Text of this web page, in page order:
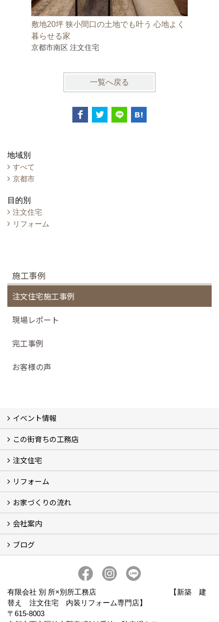
敷地20坪 狭小間口の土地でも叶う 心地よく
暮らせる家
京都市南区 注文住宅
一覧へ戻る
地域別
すべて
京都市
目的別
注文住宅
リフォーム
施工事例
注文住宅施工事例
現場レポート
完工事例
お客様の声
イベント情報
イベント予告
イベント報告
この街育ちの工務店
別所工務店の想い (2)
別所工務店の5つのこだわり 性能・構造・設計
家づくりで悩んでいませんか？
注文住宅
注文住宅施工事例
性能・構造・設計
現場レポート
リフォーム
リフォーム施工事例
現場レポート
お客様の声
お家づくりの流れ
お家づくりの流れ
京都の土地の探し方
会社案内
会社概要
アクセス
スタッフ紹介
スタッフブログ
ブログ
有限会社 別 所×別所工務店 【新築 建
替え 注文住宅 内装リフォーム専門店】
〒615-8003